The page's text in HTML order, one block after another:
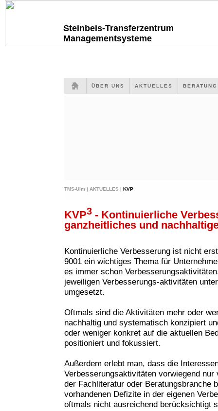
Steinbeis-Transferzentrum
Managementsysteme
ÜBER UNS AKTUELLES
TMS-Ulm | AKTUELLES | KVP
KVP3 - Kontinuierliche
ganzheitliches und
Kontinuierliche Verbesserung ist nicht
9001 ein wichtiges Thema für
es immer schon
jeweiligen Verbesserungs-aktivitäten
umgesetzt.
Oftmals sind die Aktivitäten mehr oder
nachhaltig und systematisch konzipiert
oder weniger konkret auf die aktuellen
positioniert und fokussiert.
Außerdem erlebt man, dass die
Verbesserungsaktivitäten vorwiegend nur
der Fachliteratur oder Beratungsbranche
vorhandenen Defizite in der eigenen
oftmals nicht ausreichend berücksichtigt